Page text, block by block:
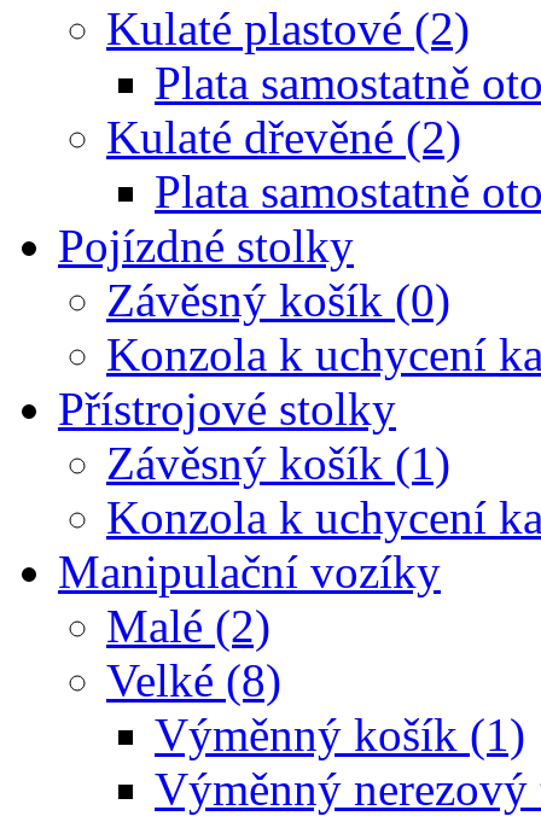
Kulaté plastové (2)
Plata samostatně
Kulaté dřevěné (2)
Plata samostatně
Pojízdné stolky
Závěsný košík (0)
Konzola k uchycení
Přístrojové stolky
Závěsný košík (1)
Konzola k uchycení
Manipulační vozíky
Malé (2)
Velké (8)
Výměnný košík (1)
Výměnný nerezový